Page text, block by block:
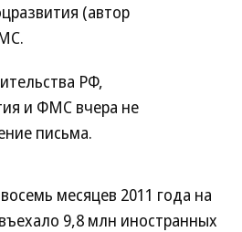
(автор
РФ,
и ФМС вчера не
письма.
месяцев 2011 года на
9,8 млн иностранных